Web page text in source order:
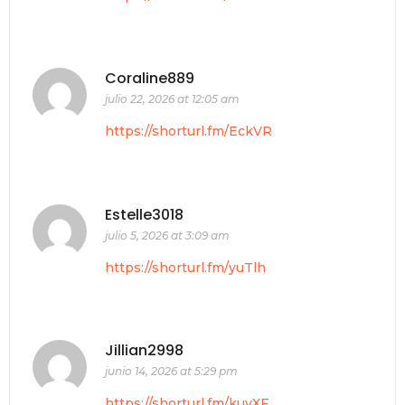
Coraline889
julio 22, 2026 at 12:05 am
https://shorturl.fm/EckVR
Estelle3018
julio 5, 2026 at 3:09 am
https://shorturl.fm/yuTlh
Jillian2998
junio 14, 2026 at 5:29 pm